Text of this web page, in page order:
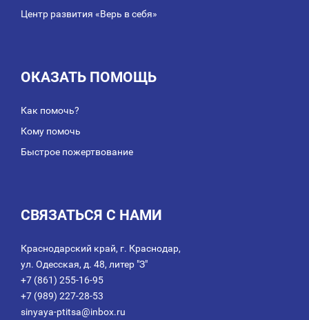
Центр развития «Верь в себя»
ОКАЗАТЬ ПОМОЩЬ
Как помочь?
Кому помочь
Быстрое пожертвование
СВЯЗАТЬСЯ С НАМИ
Краснодарский край, г. Краснодар,
ул. Одесская, д. 48, литер "З"
+7 (861) 255-16-95
+7 (989) 227-28-53
sinyaya-ptitsa@inbox.ru